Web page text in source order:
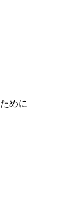
めに